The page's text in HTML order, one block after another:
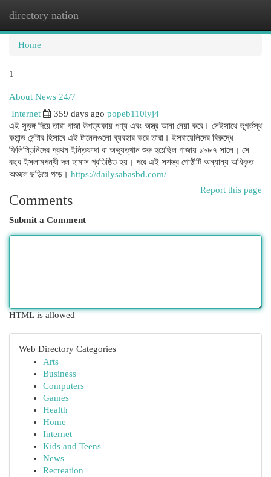
directory nation
Home
1
About News 24/7
Internet
359 days ago popeb110lyj4
এই সুড়ঙ্গ দিয়ে তারা গাজা উপত্যকায় পণ্য এবং অস্ত্র আনা নেয়া করে। সেইসাথে ভূগর্ভস্থ
কমান্ড সেন্টার হিসাবে এই‌ টানেলগুলো ব্যবহার করে তারা। ইসরায়েলিদের বিরুদ্ধে
ফিলিস্তিনিদের প্রথম ইন্তিফাদা বা অভ্যুত্থান শুরু হয়েছিল গাজায় ১৯৮৭ সালে। সে
বছর ইসলামপন্থী দল হামাস প্রতিষ্ঠিত হয়। পরে এই সশস্ত্র গোষ্ঠীটি অন্যান্য অধিকৃত
অঞ্চলে ছড়িয়ে পড়ে। https://dailysabasbd.com/
Report this page
Comments
Submit a Comment
HTML is allowed
Web Directory Categories
Arts
Business
Computers
Games
Health
Home
Internet
Kids and Teens
News
Recreation